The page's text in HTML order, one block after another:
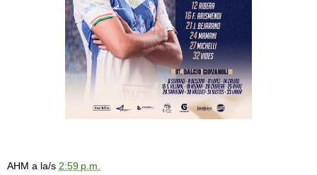
AHM a la/s 2:59 p.m.